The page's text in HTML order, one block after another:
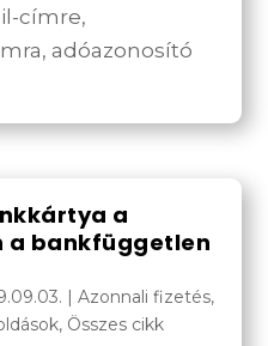
címre,
adóazonosító
a
a bankfüggetlen
|Azonnali fizetés,
, Összes cikk